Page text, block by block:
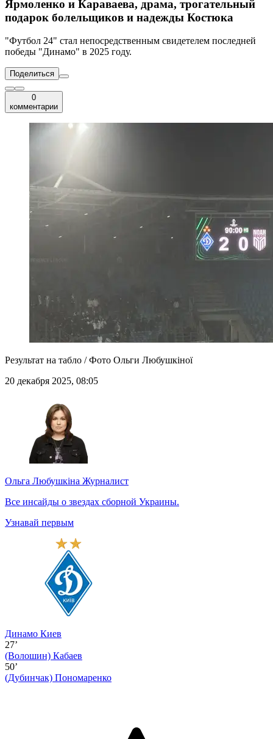
Ярмоленко и Караваева, драма, трогательный
подарок болельщиков и надежды Костюка
"Футбол 24" стал непосредственным свидетелем последней
победы "Динамо" в 2025 году.
Поделиться
0
комментарии
Результат на табло / Фото Ольги Любушкіної
20 декабря 2025, 08:05
Ольга Любушкіна Журналист
Все инсайды о звездах сборной Украины.
Узнавай первым
Динамо Киев
27’
(Волошин) Кабаев
50’
(Дубинчак) Пономаренко